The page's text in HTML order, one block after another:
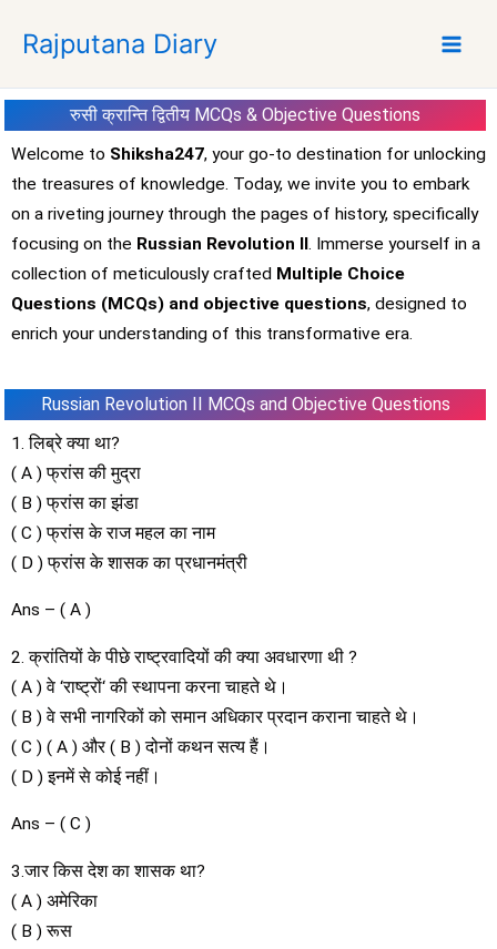
p
Rajputana Diary
रुसी क्रान्ति द्वितीय MCQs & Objective Questions
Welcome to Shiksha247, your go-to destination for unlocking
the treasures of knowledge. Today, we invite you to embark
on a riveting journey through the pages of history, specifically
focusing on the Russian Revolution II. Immerse yourself in a
collection of meticulously crafted Multiple Choice
Questions (MCQs) and objective questions, designed to
enrich your understanding of this transformative era.
Russian Revolution II MCQs and Objective Questions
1. लिब्रे क्या था?
( A ) फ्रांस की मुद्रा
( B ) फ्रांस का झंडा
( C ) फ्रांस के राज महल का नाम
( D ) फ्रांस के शासक का प्रधानमंत्री
Ans – ( A )
2. क्रांतियों के पीछे राष्ट्रवादियों की क्या अवधारणा थी ?
( A ) वे ‘राष्ट्रों‘ की स्थापना करना चाहते थे।
( B ) वे सभी नागरिकों को समान अधिकार प्रदान कराना चाहते थे।
( C ) ( A ) और ( B ) दोनों कथन सत्य हैं।
( D ) इनमें से कोई नहीं।
Ans – ( C )
3.जार किस देश का शासक था?
( A ) अमेरिका
( B ) रूस